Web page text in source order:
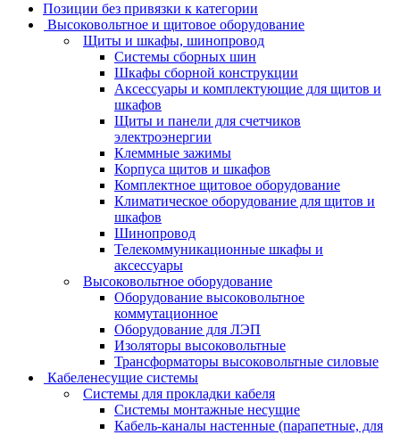
Позиции без привязки к категории
Высоковольтное и щитовое оборудование
Щиты и шкафы, шинопровод
Системы сборных шин
Шкафы сборной конструкции
Аксессуары и комплектующие для щитов и
шкафов
Щиты и панели для счетчиков
электроэнергии
Клеммные зажимы
Корпуса щитов и шкафов
Комплектное щитовое оборудование
Климатическое оборудование для щитов и
шкафов
Шинопровод
Телекоммуникационные шкафы и
аксессуары
Высоковольтное оборудование
Оборудование высоковольтное
коммутационное
Оборудование для ЛЭП
Изоляторы высоковольтные
Трансформаторы высоковольтные силовые
Кабеленесущие системы
Системы для прокладки кабеля
Системы монтажные несущие
Кабель-каналы настенные (парапетные, для